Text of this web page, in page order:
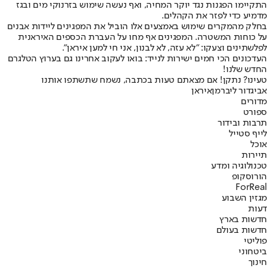
התקיימו הפגנות נגד יוקר המחיה, ואף נעשה שימוש בזרנוקי מים ובגז
מדמיע כדי לפזר את הקהלים.
בחלק מהמקרים שימוש באמצעים אלו הוביל את המפגינים ליידות אבנים
על כוחות המשטרה. המפגינים אף מחו על העברת הכספים האיראנית
לפלשתינים וצעקו: "לא עזה, לא לבנון, אני חי למען איראן".
העדכונים הכי חמים ישירות לנייד: בואו לעקוב אחרינו גם בערוץ הטלגרם
החדש שלנו!
טעינו? נתקן! אם מצאתם טעות בכתבה, נשמח שתשתפו אותנו
אביגדור ליברמןאיראן
מדורים
ספורט
תרבות ובידור
לייף סטייל
אוכל
תיירות
טכנולוגיה ומדע
הורוסקופ
ForReal
מגזין השבוע
דעות
חדשות בארץ
חדשות בעולם
פוליטי
ביטחוני
חינוך